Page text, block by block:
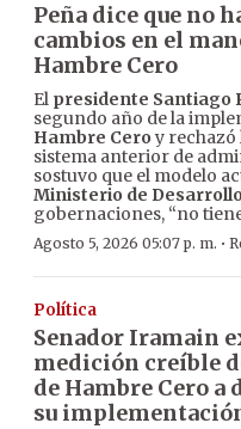
Peña dice que no
cambios en el
Hambre Cero
El presidente Santiago
segundo año de la
Hambre Cero y rechazó
sistema anterior de
sostuvo que el modelo
Ministerio de
gobernaciones, “no
Agosto 5, 2026 05:07 p. m. ·
Política
Senador Iramain
medición creíble
de Hambre Cero a
su